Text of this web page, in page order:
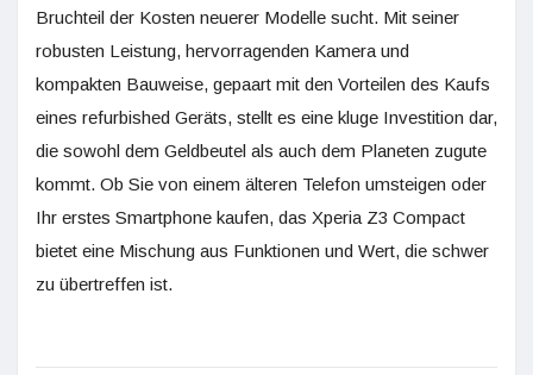
Bruchteil der Kosten neuerer Modelle sucht. Mit seiner
robusten Leistung, hervorragenden Kamera und
kompakten Bauweise, gepaart mit den Vorteilen des Kaufs
eines refurbished Geräts, stellt es eine kluge Investition dar,
die sowohl dem Geldbeutel als auch dem Planeten zugute
kommt. Ob Sie von einem älteren Telefon umsteigen oder
Ihr erstes Smartphone kaufen, das Xperia Z3 Compact
bietet eine Mischung aus Funktionen und Wert, die schwer
zu übertreffen ist.